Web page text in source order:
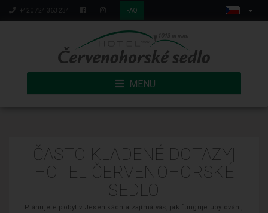
+420 724 363 234 FAQ
MENU
ČASTO KLADENÉ DOTAZY|
HOTEL ČERVENOHORSKÉ
SEDLO
Plánujete pobyt v Jeseníkách a zajímá vás, jak funguje ubytování,